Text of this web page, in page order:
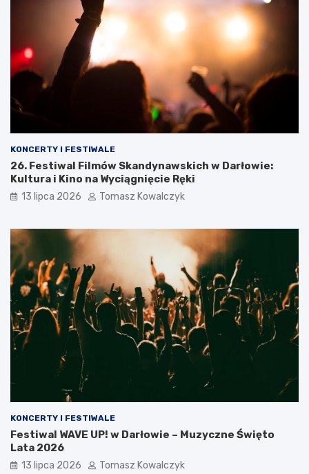
KONCERTY I FESTIWALE
26. Festiwal Filmów Skandynawskich w Darłowie:
Kultura i Kino na Wyciągnięcie Ręki
13 lipca 2026 Tomasz Kowalczyk
KONCERTY I FESTIWALE
Festiwal WAVE UP! w Darłowie – Muzyczne Święto
Lata 2026
13 lipca 2026 Tomasz Kowalczyk